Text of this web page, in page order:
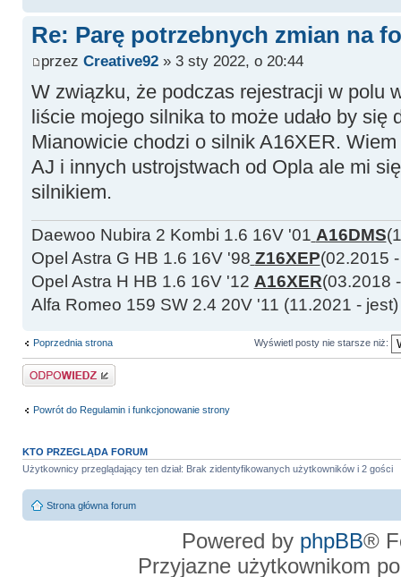
Re: Parę potrzebnych zmian na
przez Creative92» 3 sty 2022, o 20:44
W związku, że podczas rejestracji w polu
liście mojego silnika to może udało by się
Mianowicie chodzi o silnik A16XER.
AJ i innych ustrojstwach od Opla ale mi
silnikiem.
Daewoo Nubira 2 Kombi 1.6 16V '01 A16DMS
Opel Astra G HB 1.6 16V '98 Z16XEP(02.2015
Opel Astra H HB 1.6 16V '12 A16XER(03.2018
Alfa Romeo 159 SW 2.4 20V '11 (11.2021 - jest)
Poprzednia strona Wyświetl posty nie starsze niż:
Odpowiedz
Powrót do Regulamin i funkcjonowanie strony
KTO PRZEGLĄDA FORUM
Użytkownicy przeglądający ten dział: Brak zidentyfikowanych użytkowników i 2 gości
Strona główna forum
Powered by phpBB®
Przyjazne użytkownikom